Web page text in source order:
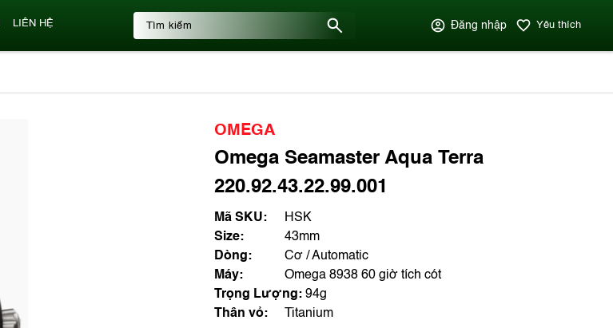
LIÊN HỆ Đăng nhập Yêu thích
OMEGA
Omega Seamaster Aqua Terra
220.92.43.22.99.001
Mã SKU:
HSK
Size:
43mm
Dòng:
Cơ / Automatic
Máy:
Omega 8938 60 giờ tích cót
Trọng Lượng: 94g
Thân vỏ:
Titanium